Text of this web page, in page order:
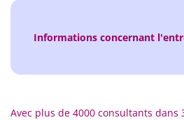
Informations concernant
Avec plus de 4000 consultants dans